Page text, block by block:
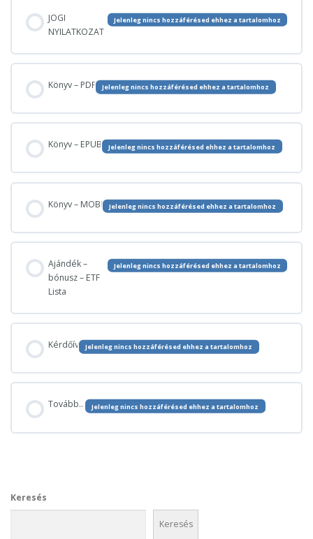
JOGI
NYILATKOZAT
Jelenleg nincs hozzáférésed ehhez a tartalomhoz
Könyv – PDF Jelenleg nincs hozzáférésed ehhez a tartalomhoz
Könyv – EPUB Jelenleg nincs hozzáférésed ehhez a tartalomhoz
Könyv – MOBI Jelenleg nincs hozzáférésed ehhez a tartalomhoz
Ajándék –
bónusz – ETF
Lista
Jelenleg nincs hozzáférésed ehhez a tartalomhoz
Kérdőív Jelenleg nincs hozzáférésed ehhez a tartalomhoz
Tovább… Jelenleg nincs hozzáférésed ehhez a tartalomhoz
Keresés
Keresés